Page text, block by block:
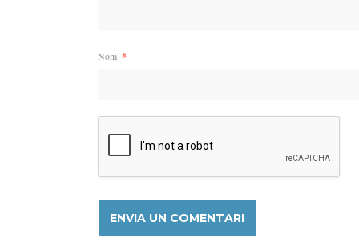
Nom *